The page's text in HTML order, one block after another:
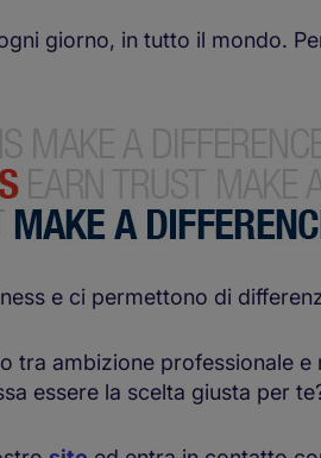
giorno, in tutto il mondo.
e ci permettono di
tra ambizione professionale
essere la scelta giusta per